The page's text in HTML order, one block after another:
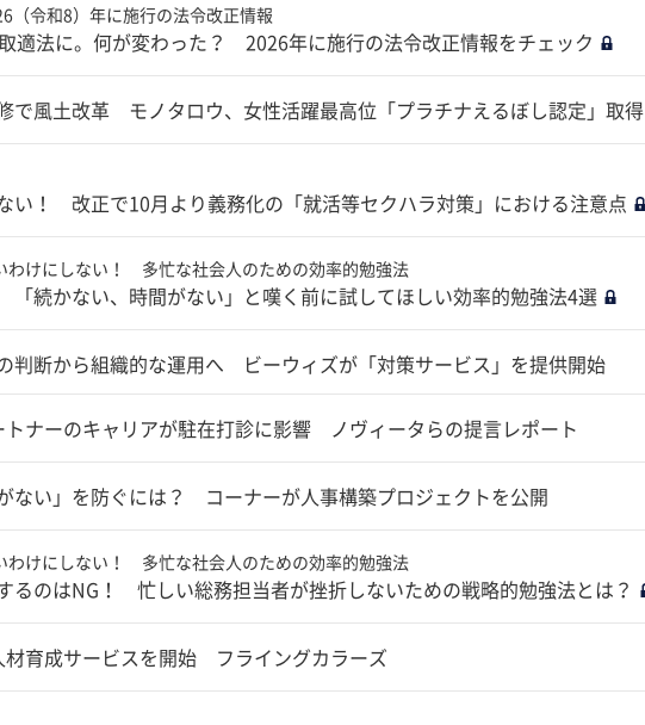
（令和8）年に施行の法令改正情報
適法に。何が変わった？ 2026年に施行の法令改正情報をチェック
で風土改革 モノタロウ、女性活躍最高位「プラチナえるぼし認定」取得
い！ 改正で10月より義務化の「就活等セクハラ対策」における注意点
わけにしない！ 多忙な社会人のための効率的勉強法
続かない、時間がない」と嘆く前に試してほしい効率的勉強法4選
判断から組織的な運用へ ビーウィズが「対策サービス」を提供開始
ナーのキャリアが駐在打診に影響 ノヴィータらの提言レポート
ない」を防ぐには？ コーナーが人事構築プロジェクトを公開
わけにしない！ 多忙な社会人のための効率的勉強法
るのはNG！ 忙しい総務担当者が挫折しないための戦略的勉強法とは？
材育成サービスを開始 フライングカラーズ